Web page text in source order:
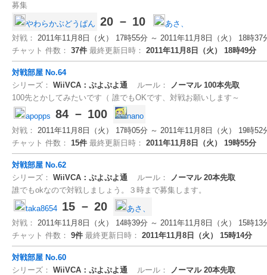
募集
やわらかぶどうぱん 20 － 10
あさ、
対戦： 2011年11月8日（火） 17時55分 ～ 2011年11月8日（火） 18時37
チャット 件数： 37件 最終更新日時： 2011年11月8日（火） 18時49分
対戦部屋 No.64
シリーズ： WiiVCA：ぷよぷよ通 ルール： ノーマル 100本先取
100先とかしてみたいです（ 誰でもOKです、対戦お願いします～
apopps 84 － 100
nano
対戦： 2011年11月8日（火） 17時05分 ～ 2011年11月8日（火） 19時52
チャット 件数： 15件 最終更新日時： 2011年11月8日（火） 19時55分
対戦部屋 No.62
シリーズ： WiiVCA：ぷよぷよ通 ルール： ノーマル 20本先取
誰でもokなので対戦しましょう。３時まで募集します。
taka8654 15 － 20
あさ、
対戦： 2011年11月8日（火） 14時39分 ～ 2011年11月8日（火） 15時13
チャット 件数： 9件 最終更新日時： 2011年11月8日（火） 15時14分
対戦部屋 No.60
シリーズ： WiiVCA：ぷよぷよ通 ルール： ノーマル 20本先取